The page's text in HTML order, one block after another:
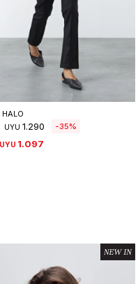
Seleccionar talle
HALO
UYU 1.290 35
UYU 1.097